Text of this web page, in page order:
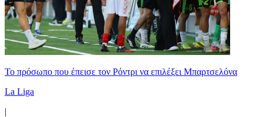
Το πρόσωπο που έπεισε τον Ρόντρι να επιλέξει Μπαρτσελόνα
La Liga
|